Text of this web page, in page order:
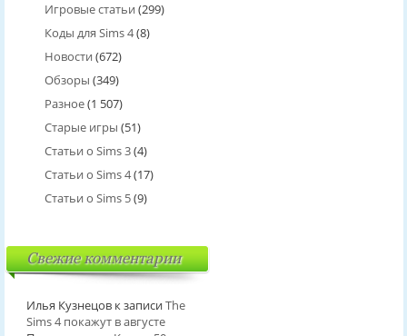
Игровые статьи (299)
Коды для Sims 4(8)
Новости (672)
Обзоры (349)
Разное(1 507)
Старые игры (51)
Статьи о Sims 3(4)
Статьи о Sims 4(17)
Статьи о Sims 5(9)
Свежие комментарии
Илья Кузнецовк записиThe
Sims 4 покажут в августе